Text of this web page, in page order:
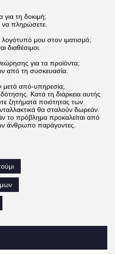
τη δοκιμή;
να πληρώσετε.
μου στον ιματισμό;
διαθέσιμοι.
για τα προϊόντα;
από τη συσκευασία.
από-υπηρεσία;
Κατά τη διάρκεια αυτής
ζητήματα ποιότητας των
θα σταλούν δωρεάν.
το πρόβλημα προκαλείται από
άνθρωπο παράγοντες.